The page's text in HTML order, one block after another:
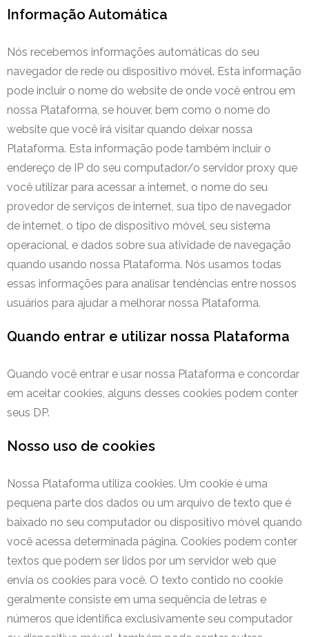
Informação Automática
Nós recebemos informações automáticas do seu
navegador de rede ou dispositivo móvel. Esta informação
pode incluir o nome do website de onde você entrou em
nossa Plataforma, se houver, bem como o nome do
website que você irá visitar quando deixar nossa
Plataforma. Esta informação pode também incluir o
endereço de IP do seu computador/o servidor proxy que
você utilizar para acessar a internet, o nome do seu
provedor de serviços de internet, sua tipo de navegador
de internet, o tipo de dispositivo móvel, seu sistema
operacional, e dados sobre sua atividade de navegação
quando usando nossa Plataforma. Nós usamos todas
essas informações para analisar tendências entre nossos
usuários para ajudar a melhorar nossa Plataforma.
Quando entrar e utilizar nossa Plataforma
Quando você entrar e usar nossa Plataforma e concordar
em aceitar cookies, alguns desses cookies podem conter
seus DP.
Nosso uso de cookies
Nossa Plataforma utiliza cookies. Um cookie é uma
pequena parte dos dados ou um arquivo de texto que é
baixado no seu computador ou dispositivo móvel quando
você acessa determinada página. Cookies podem conter
textos que podem ser lidos por um servidor web que
envia os cookies para você. O texto contido no cookie
geralmente consiste em uma sequência de letras e
números que identifica exclusivamente seu computador